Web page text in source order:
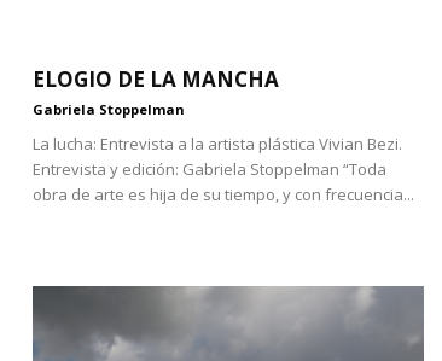
ELOGIO DE LA MANCHA
Gabriela Stoppelman
La lucha: Entrevista a la artista plástica Vivian Bezi.
Entrevista y edición: Gabriela Stoppelman “Toda
obra de arte es hija de su tiempo, y con frecuencia...